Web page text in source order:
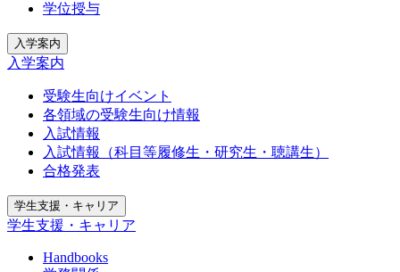
学位授与
入学案内
入学案内
受験生向けイベント
各領域の受験生向け情報
入試情報
入試情報（科目等履修生・研究生・聴講生）
合格発表
学生支援・キャリア
学生支援・キャリア
Handbooks